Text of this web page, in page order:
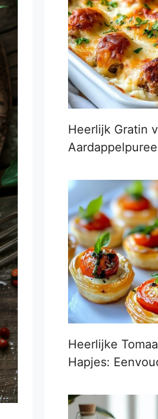
Heerlijk Gratin
Aardappelpuree
Heerlijke
Hapjes: